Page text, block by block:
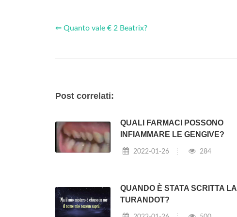
⇐ Quanto vale € 2 Beatrix?
Post correlati:
QUALI FARMACI POSSONO
INFIAMMARE LE GENGIVE?
2022-01-26 284
QUANDO È STATA SCRITTA LA
TURANDOT?